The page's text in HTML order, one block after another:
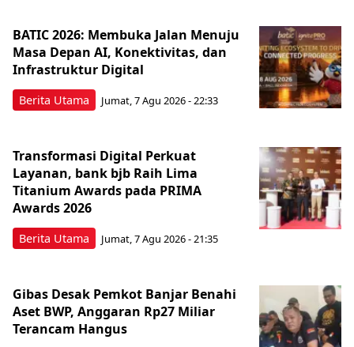
Berita Utama
BATIC 2026: Membuka Jalan Menuju
Masa Depan AI, Konektivitas, dan
Infrastruktur Digital
Jumat, 7 Agu 2026 - 22:33
Berita Utama
Transformasi Digital Perkuat
Layanan, bank bjb Raih Lima
Titanium Awards pada PRIMA
Awards 2026
Jumat, 7 Agu 2026 - 21:35
Gibas Desak Pemkot Banjar Benahi
Aset BWP, Anggaran Rp27 Miliar
Terancam Hangus